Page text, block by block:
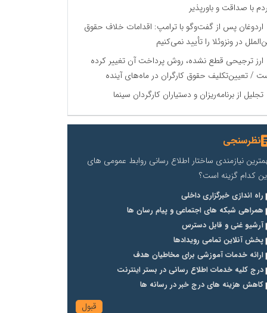
با صداقت و باورپذیر
اردوغان پس از گفت‌وگو با ترامپ: اقدامات خلاف حقوق
در ونزوئلا را تأیید نمی‌کنیم
ارز ترجیحی قطع نشده، روش پرداخت آن تغییر کرده
/ تعیین‌تکلیف حقوق کارگران در ماه‌های آینده
تجلیل از برنامه‌ریزان و دستیاران کارگردان سینما
نظرسنجی
نیازمندی ساختار اطلاع رسانی روابط عمومی های
کدام گزینه است؟
راه اندازی خبرگزاری داخلی
همراهی شبکه های اجتماعی و پیام رسان ها
آرشیو غنی و قابل دسترس
پخش آنلاین تمامی رویدادها
ارائه خدمات آموزشی برای مخاطیان هدف
درج کلیه خدمات اطلاع رسانی در بستر اینترنت
کاهش هزینه های درج خبر در رسانه ها